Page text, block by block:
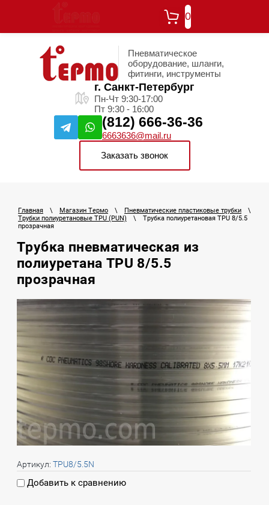
0
Пневматическое
оборудование, шланги,
фитинги, инструменты
г. Санкт-Петербург
Пн-Чт 9:30-17:00
Пт 9:30 - 16:00
(812) 666-36-36
6663636@mail.ru
Заказать звонок
Главная \ Магазин Термо \ Пневматические пластиковые трубки
\
Трубки полиуретановые TPU (PUN)
\
Трубка полиуретановая TPU 8/5.5
прозрачная
Трубка пневматическая из
полиуретана TPU 8/5.5
прозрачная
Артикул: TPU8/5.5N
Добавить к сравнению